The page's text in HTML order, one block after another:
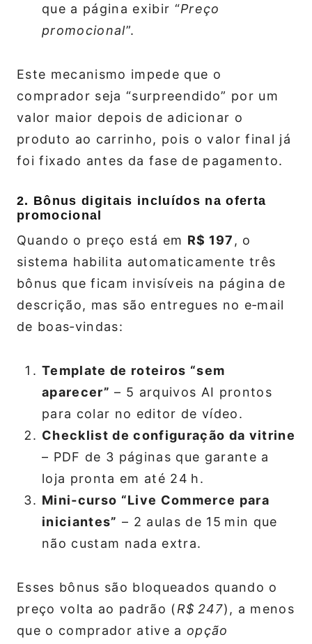
que a página exibir “Preço
promocional”.
Este mecanismo impede que o
comprador seja “surpreendido” por um
valor maior depois de adicionar o
produto ao carrinho, pois o valor final já
foi fixado antes da fase de pagamento.
2. Bônus digitais incluídos na oferta
promocional
Quando o preço está em R$ 197 , o
sistema habilita automaticamente três
bônus que ficam invisíveis na página de
descrição, mas são entregues no e‑mail
de boas‑vindas:
Template de roteiros “sem
aparecer” – 5 arquivos AI prontos
para colar no editor de vídeo.
Checklist de configuração da vitrine
– PDF de 3 páginas que garante a
loja pronta em até 24 h.
Mini‑curso “Live Commerce para
iniciantes” – 2 aulas de 15 min que
não custam nada extra.
Esses bônus são bloqueados quando o
preço volta ao padrão (R$ 247), a menos
que o comprador ative a opção